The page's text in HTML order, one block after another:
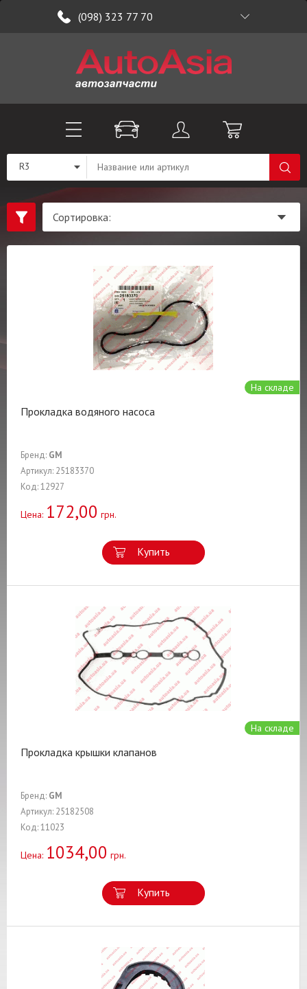
(098) 323 77 70
R3
На складе
Прокладка водяного насоса
Бренд: GM
Артикул: 25183370
Код: 12927
Цена: 172,00 грн.
Купить
На складе
Прокладка крышки клапанов
Бренд: GM
Артикул: 25182508
Код: 11023
Цена: 1034,00 грн.
Купить